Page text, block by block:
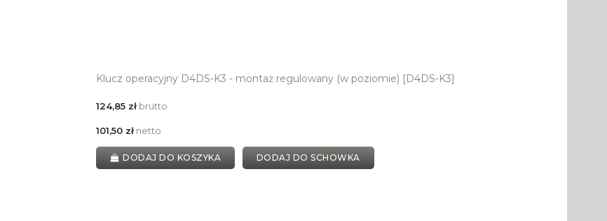
Klucz operacyjny D4DS-K3 - montaż regulowany (w poziomie) [D4DS-K3]
124,85 złbrutto
101,50 złnetto
DODAJ DO KOSZYKA DODAJ DO SCHOWKA